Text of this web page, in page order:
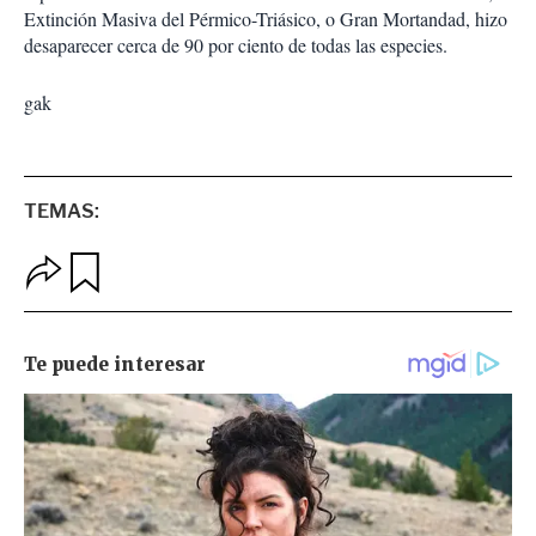
Extinción Masiva del Pérmico-Triásico, o Gran Mortandad, hizo
desaparecer cerca de 90 por ciento de todas las especies.
gak
TEMAS:
p
i
o
n
e
s
r
d
a
r